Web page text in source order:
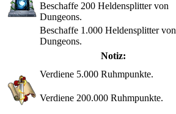
Beschaffe 200 Heldensplitter von
Dungeons.
Beschaffe 1.000 Heldensplitter von
Dungeons.
Notiz:
Verdiene 5.000 Ruhmpunkte.
Verdiene 200.000 Ruhmpunkte.